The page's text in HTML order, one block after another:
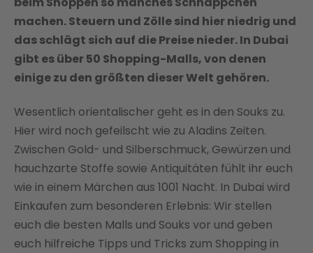
machen. Steuern und Zölle sind hier niedrig und
das schlägt sich auf die Preise nieder. In Dubai
gibt es über 50 Shopping-Malls, von denen
einige zu den größten dieser Welt gehören.
Wesentlich orientalischer geht es in den Souks zu.
Hier wird noch gefeilscht wie zu Aladins Zeiten.
Zwischen Gold- und Silberschmuck, Gewürzen und
hauchzarte Stoffe sowie Antiquitäten fühlt ihr euch
wie in einem Märchen aus 1001 Nacht. In Dubai wird
Einkaufen zum besonderen Erlebnis: Wir stellen
euch die besten Malls und Souks vor und geben
euch hilfreiche Tipps und Tricks zum Shopping in